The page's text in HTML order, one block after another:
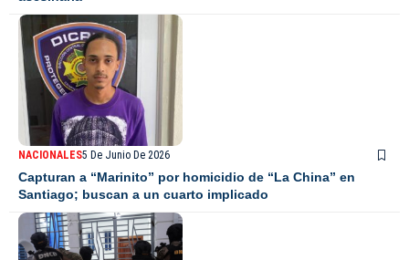
NACIONALES5 De Junio De 2026
Capturan a “Marinito” por homicidio de “La China” en
Santiago; buscan a un cuarto implicado